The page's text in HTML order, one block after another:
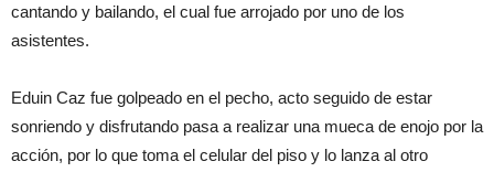
cantando y bailando, el cual fue arrojado por uno de los
asistentes.
Eduin Caz fue golpeado en el pecho, acto seguido de estar
sonriendo y disfrutando pasa a realizar una mueca de enojo por la
acción, por lo que toma el celular del piso y lo lanza al otro